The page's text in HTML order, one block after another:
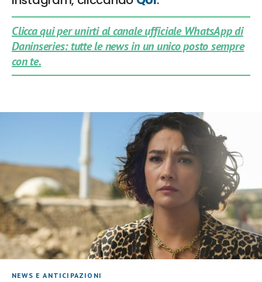
Clicca qui per unirti al canale ufficiale WhatsApp di
Daninseries: tutte le news in un unico posto sempre
con te.
NEWS E ANTICIPAZIONI